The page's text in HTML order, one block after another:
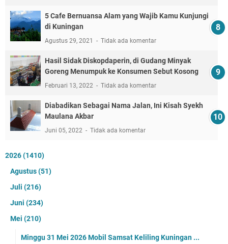
5 Cafe Bernuansa Alam yang Wajib Kamu Kunjungi
di Kuningan
Agustus 29, 2021 Tidak ada komentar
Hasil Sidak Diskopdaperin, di Gudang Minyak
Goreng Menumpuk ke Konsumen Sebut Kosong
Februari 13, 2022 Tidak ada komentar
Diabadikan Sebagai Nama Jalan, Ini Kisah Syekh
Maulana Akbar
Juni 05, 2022 Tidak ada komentar
2026(1410)
Agustus(51)
Juli (216)
Juni (234)
Mei (210)
Minggu 31 Mei 2026 Mobil Samsat Keliling Kuningan ...